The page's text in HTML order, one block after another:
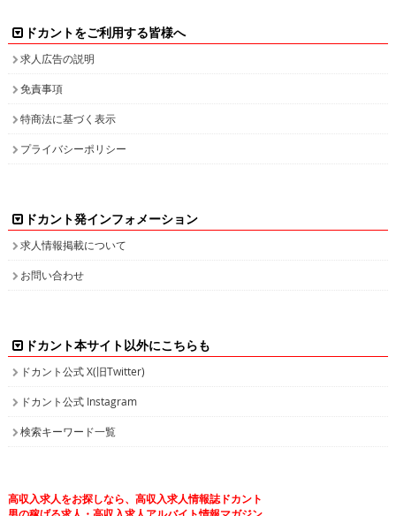
プライバシーポリシー
ドカント本サイト以外にこちらも
男の稼げる求人・高収入求人アルバイト情報マガジン
求人情報の他、特集やインタビュー、グラビアなど仕事を探しながら様々な情
ドカントでは、エリア別・業種別に高収入バイト情報を幅広く掲載しております。
注目のピックアップ求人も定期的に更新して参りますので、是非チェックしてみてください。